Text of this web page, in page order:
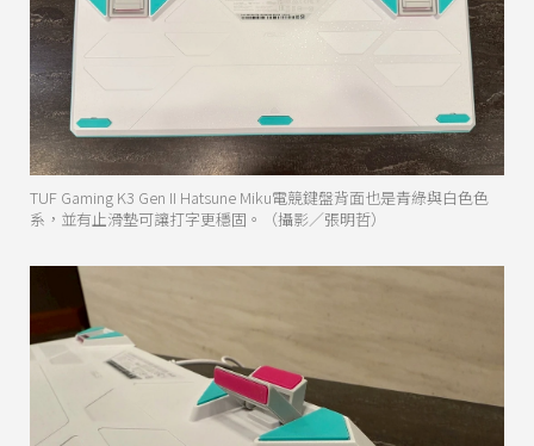
TUF Gaming K3 Gen II Hatsune Miku電競鍵盤背面也是青綠與白色色
系，並有止滑墊可讓打字更穩固。（攝影／張明哲）